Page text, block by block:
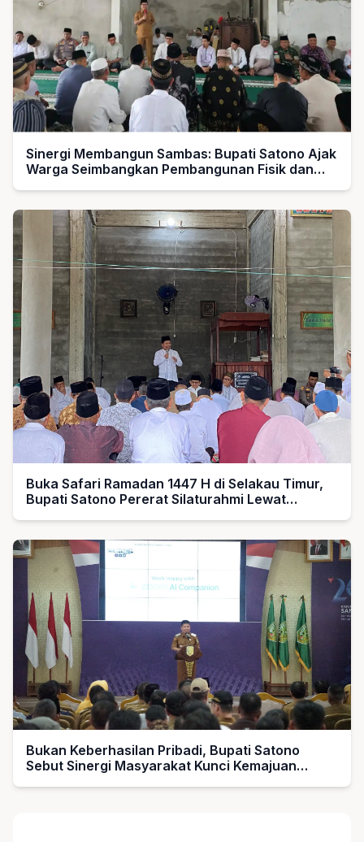
Sinergi Membangun Sambas: Bupati Satono Ajak
Warga Seimbangkan Pembangunan Fisik dan
Buka Safari Ramadan 1447 H di Selakau Timur,
Bupati Satono Pererat Silaturahmi Lewat
Bukan Keberhasilan Pribadi, Bupati Satono
Sebut Sinergi Masyarakat Kunci Kemajuan